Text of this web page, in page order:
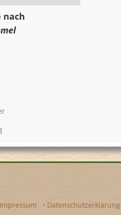
nach
Impressum • Datenschutzerklärung